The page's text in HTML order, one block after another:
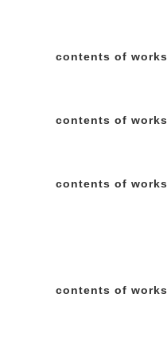
contents of works
contents of works
contents of works
contents of works